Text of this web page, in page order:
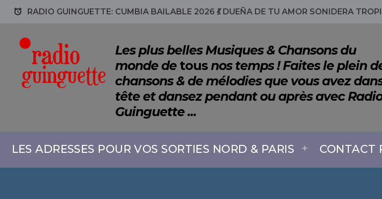
access_alarm RADIO GUINGUETTE: CUMBIA BAILABLE 2026 💃 DUEÑA DE TU AMOR SONIDERA
Les plus belles Musiques & Chansons du
monde de tous nos temps ! Faites le plein
chansons & de mélodies que vous avez
tête et dansez pendant ou après avec
Guinguette ...
LES ADRESSES POUR VOS SORTIES NORD & PARIS CONTACT